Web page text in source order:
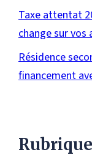
Taxe attentat
change sur vos
Résidence
financement